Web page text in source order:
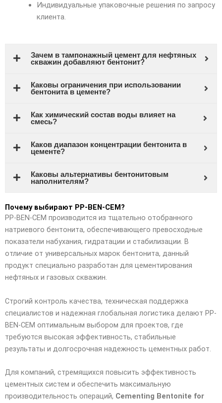
Индивидуальные упаковочные решения по запросу
клиента.
Зачем в тампонажный цемент для нефтяных
скважин добавляют бентонит?
Каковы ограничения при использовании
бентонита в цементе?
Как химический состав воды влияет на
смесь?
Каков диапазон концентрации бентонита в
цементе?
Каковы альтернативы бентонитовым
наполнителям?
Почему выбирают PP-BEN-CEM?
PP-BEN-CEM производится из тщательно отобранного
натриевого бентонита, обеспечивающего превосходные
показатели набухания, гидратации и стабилизации. В
отличие от универсальных марок бентонита, данный
продукт специально разработан для цементирования
нефтяных и газовых скважин.
Строгий контроль качества, техническая поддержка
специалистов и надежная глобальная логистика делают PP-
BEN-CEM оптимальным выбором для проектов, где
требуются высокая эффективность, стабильные
результаты и долгосрочная надежность цементных работ.
Для компаний, стремящихся повысить эффективность
цементных систем и обеспечить максимальную
производительность операций, Cementing Bentonite for